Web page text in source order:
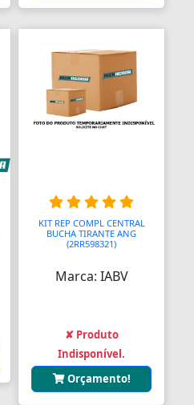
KIT REP COMPL CENTRAL
BUCHA TIRANTE ANG
(2RR598321)
Marca: IABV
✘ Produto
Indisponível.
Orçamento!